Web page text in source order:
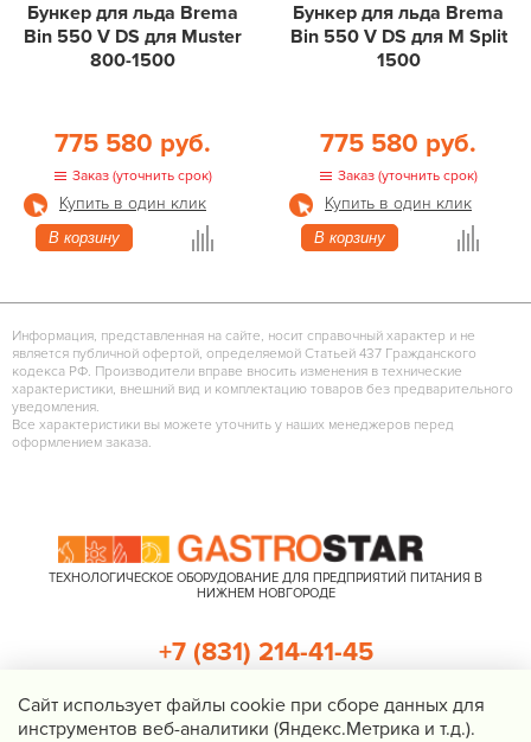
Бункер для льда Brema
Bin 550 V DS для Muster
800-1500
775 580 руб.
Заказ (уточнить срок)
Купить в один клик
В корзину
Бункер для льда Brema
Bin 550 V DS для M Split
1500
775 580 руб.
Заказ (уточнить срок)
Купить в один клик
В корзину
Информация, представленная на сайте, носит справочный характер и не
является публичной офертой, определяемой Статьей 437 Гражданского
кодекса РФ. Производители вправе вносить изменения в технические
характеристики, внешний вид и комплектацию товаров без предварительного
уведомления.
Все характеристики вы можете уточнить у наших менеджеров перед
оформлением заказа.
ТЕХНОЛОГИЧЕСКОЕ ОБОРУДОВАНИЕ ДЛЯ ПРЕДПРИЯТИЙ ПИТАНИЯ В
НИЖНЕМ НОВГОРОДЕ
+7 (831) 214-41-45
Перезвоните мне
Cайт использует файлы cookie при сборе данных для
инструментов веб-аналитики (Яндекс.Метрика и т.д.).